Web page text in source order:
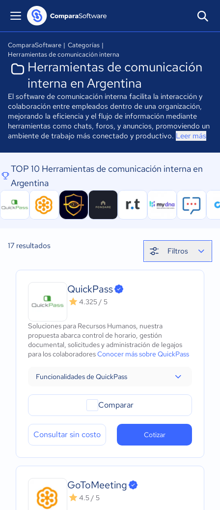
ComparaSoftware | Categorías |
Herramientas de comunicación interna
Herramientas de comunicación
interna en Argentina
El software de comunicación interna facilita la interacción y
colaboración entre empleados dentro de una organización,
mejorando la eficiencia y el flujo de información mediante
herramientas como chats, foros, y anuncios, promoviendo un
ambiente de trabajo más conectado y productivo. Leer más
TOP 10 Herramientas de comunicación interna en
Argentina
17 resultados
Filtros
QuickPass
4.325 / 5
Soluciones para Recursos Humanos, nuestra
propuesta abarca control de horario, gestión
documental, solicitudes y administración de legajos
para los colaboradoresConocer más sobre QuickPass
Funcionalidades de QuickPass
Comparar
Consultar sin costo Cotizar
GoToMeeting
4.5 / 5